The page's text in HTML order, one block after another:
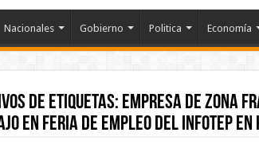
Nacionales Gobierno Politica Economía
de etiquetas: Empresa de zona
en Feria de Empleo del Infotep